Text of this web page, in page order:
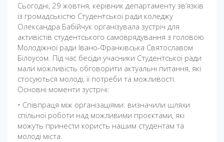
Сьогодні, 29 жовтня, керівник департаменту зв’язків
із громадськістю Студентської ради коледжу
Олександра Бабійчук організувала зустріч для
активістів студентського самоврядування з головою
Молодіжної ради Івано-Франківська Святославом
Білоусом. Під час бесіди учасники Студентської ради
мали можливість обговорити актуальні питання, які
стосуються молоді, її потреби та можливості.
Основні моменти зустрічі:
• Співпраця між організаціями: визначили шляхи
спільної роботи над можливими проєктами, які
можуть принести користь нашим студентам та
молоді міста.